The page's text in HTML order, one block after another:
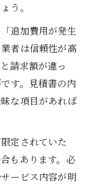
う。
追加費用が発生
者は信頼性が高
請求額が違っ
す。見積書の内
な項目があれば
定されていた
もあります。必
ービス内容が明